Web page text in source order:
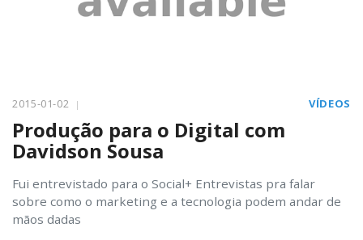
2015-01-02 VÍDEOS
Produção para o Digital com
Davidson Sousa
Fui entrevistado para o Social+ Entrevistas pra falar
sobre como o marketing e a tecnologia podem andar de
mãos dadas